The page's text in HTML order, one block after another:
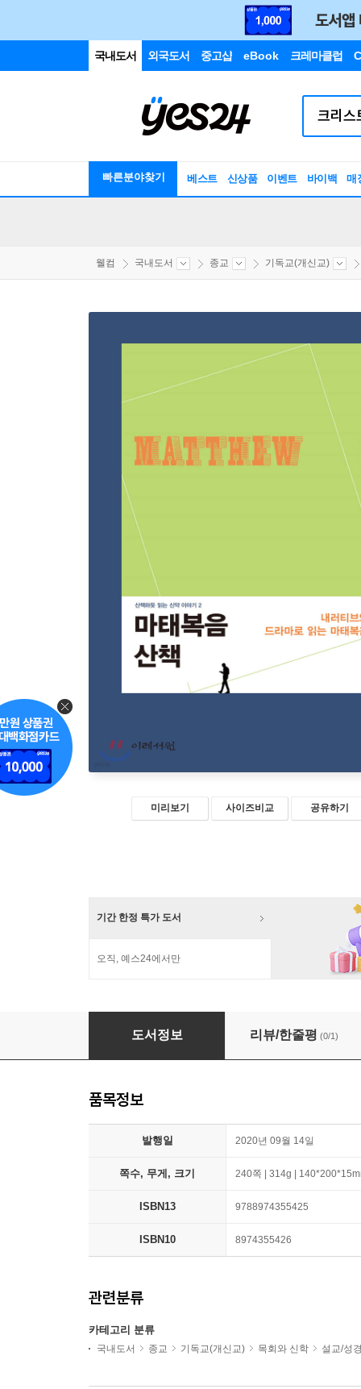
국내도서 외국도서 중고샵 eBook 크레마클럽
빠른분야찾기 베스트 신상품 이벤트 바이백 매
웰컴 국내도서 종교 기독교(개신교)
미리보기 사이즈비교 공유하기
기간 한정 특가 도서
오직, 예스24에서만
마태복음 산책
도서정보 리뷰/한줄평 (0/1)
품목정보
발행일 2020년 09월 14일
쪽수, 무게, 크기 240쪽 | 314g |
ISBN13 9788974355425
ISBN10 8974355426
관련분류
카테고리 분류
국내도서 종교 기독교(개신교) 목회와 신학 설교/성